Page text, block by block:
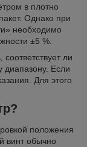
в плотно
Однако при
необходимо
±5 %.
ли
диапазону. Если
Для этого
положения
винт обычно